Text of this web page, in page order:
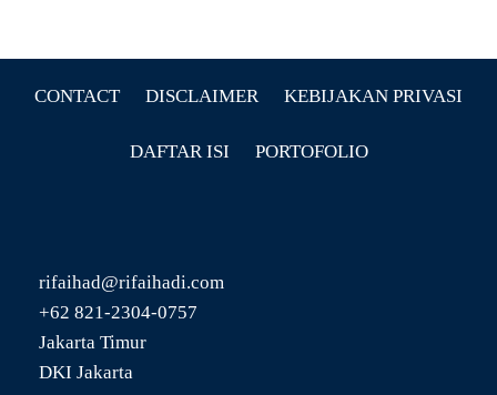
CONTACT DISCLAIMER KEBIJAKAN PRIVASI
DAFTAR ISI PORTOFOLIO
rifaihad@rifaihadi.com
+62 821-2304-0757
Jakarta Timur
DKI Jakarta